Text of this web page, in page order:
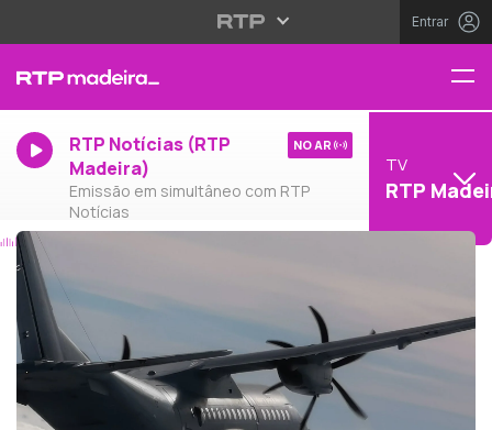
Entrar
RTP Notícias (RTP
Madeira)
Emissão em simultâneo com RTP
Notícias
NO AR
TV
RTP